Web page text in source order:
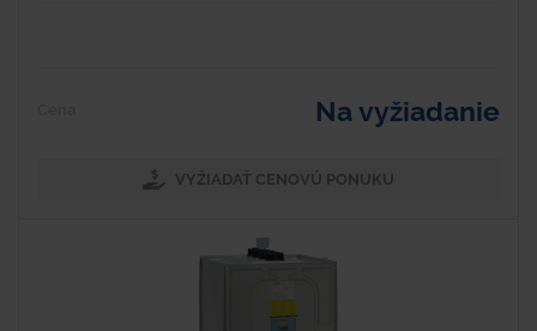
Na vyžiadanie
VYŽIADAŤ CENOVÚ PONUKU